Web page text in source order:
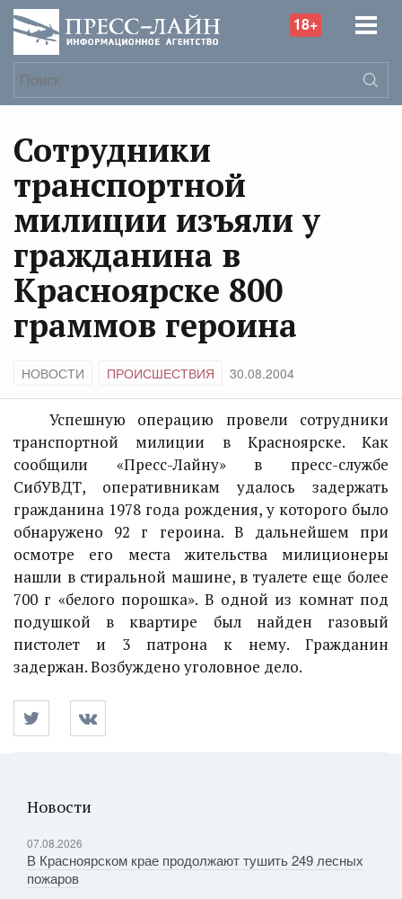
18+
Сотрудники
транспортной
милиции изъяли у
гражданина в
Красноярске 800
граммов героина
НОВОСТИ ПРОИСШЕСТВИЯ 30.08.2004
Успешную операцию провели сотрудники
транспортной милиции в Красноярске. Как
сообщили «Пресс-Лайну» в пресс-службе
СибУВДТ, оперативникам удалось задержать
гражданина 1978 года рождения, у которого было
обнаружено 92 г героина. В дальнейшем при
осмотре его места жительства милиционеры
нашли в стиральной машине, в туалете еще более
700 г «белого порошка». В одной из комнат под
подушкой в квартире был найден газовый
пистолет и 3 патрона к нему. Гражданин
задержан. Возбуждено уголовное дело.
Новости
07.08.2026
В Красноярском крае продолжают тушить 249 лесных
пожаров